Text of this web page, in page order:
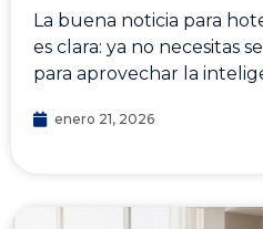
La buena noticia para
es clara: ya no necesitas
para aprovechar la
enero 21, 2026